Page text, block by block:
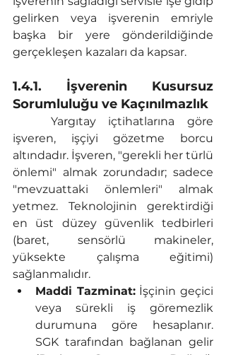
gelirken veya işverenin emriyle
başka bir yere gönderildiğinde
gerçekleşen kazaları da kapsar.
1.4.1. İşverenin Kusursuz
Sorumluluğu ve Kaçınılmazlık
işveren, işçiyi gözetme borcu
altındadır. İşveren, "gerekli her türlü
önlemi" almak zorundadır; sadece
"mevzuattaki önlemleri" almak
yetmez. Teknolojinin gerektirdiği
en üst düzey güvenlik tedbirleri
(baret, sensörlü makineler,
yüksekte çalışma eğitimi)
sağlanmalıdır.
Maddi Tazminat: İşçinin geçici
veya sürekli iş göremezlik
durumuna göre hesaplanır.
SGK tarafından bağlanan gelir